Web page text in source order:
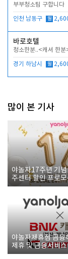
부부청소팀 구합니다
인천 남동구 월
바로호텔
청소한분..<캐셔 한분
경기 하남시 월
많이 본 기사
야놀자17주년 기
주센터 할인 프로
야놀자제휴점 금융
제휴 및 금융서비